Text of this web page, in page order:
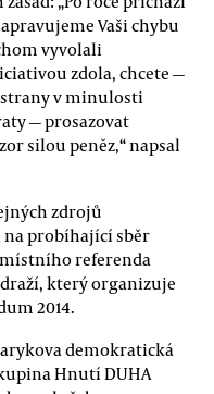
Vaši chybu
vyvolali
zdola, chcete —
v minulosti
— prosazovat
silou peněz,“ napsal
zdrojů
probíhající sběr
referenda
který organizuje
2014.
demokratická
Hnutí DUHA